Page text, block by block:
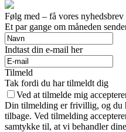
Følg med – få vores nyhedsbrev
Et par gange om måneden
Indtast din e-mail her
Tilmeld
Tak fordi du har tilmeldt dig
Ved at tilmelde mig
Din tilmelding er frivillig, og du
tilbage. Ved tilmelding
samtykke til, at vi behandler